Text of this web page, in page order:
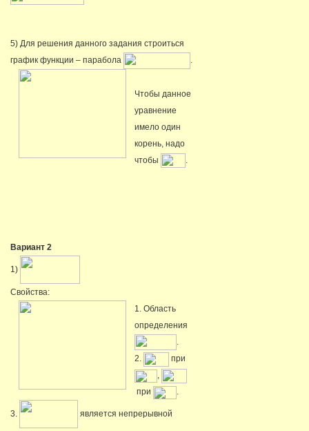
5) Для решения данного задания строиться
график функции – парабола
.
Чтобы данное
уравнение
имело один
корень, надо
чтобы
.
Вариант 2
1)
Свойства:
1. Область
определения
.
2.
при
,
при
.
3. является непрерывной